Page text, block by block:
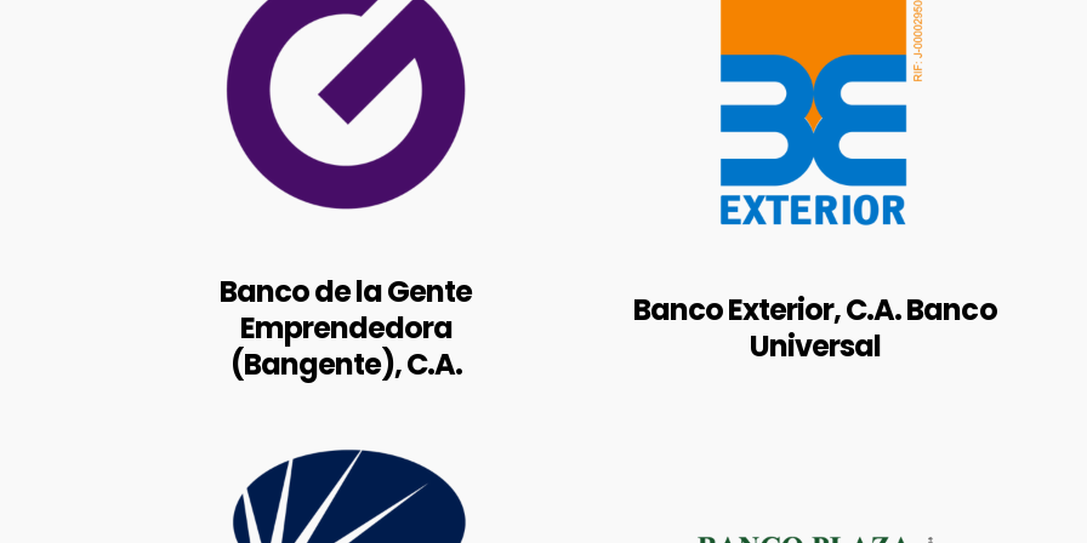
Banco de la Gente
Emprendedora
(Bangente), C.A.
RIF: J-30144204-0
https://www.bangente.com.ve/
Av. Casanova, CC. El Recreo, Torre
Norte, Piso 14, Parroquia El Recreo,
Municipio Libertador, Caracas,
BALANCES AUDITADOS
Banco Exterior, C.A. Banco
Universal
https://www.bancoexterior.com
/
Edif. Banco Exterior, Avenida
Urdaneta, entre Esquinas de
Urapal a Río, La Candelaria,
RIF: J-30984132-7